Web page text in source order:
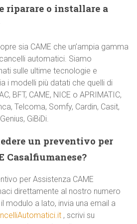
riparare o installare a
sia CAME che un’ampia gamma
automatici. Siamo
sulle ultime tecnologie e
i modelli più datati che quelli di
BFT, CAME, NICE o APRIMATIC,
Telcoma, Somfy, Cardin, Casit,
GiBiDi.
un preventivo per
Casalfiumanese?
per Assistenza CAME
direttamente al nostro numero
modulo a lato, invia una email a
, scrivi su